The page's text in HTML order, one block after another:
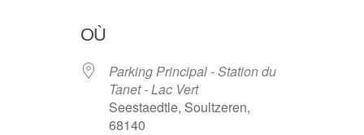
OÙ
Parking Principal - Station du
Tanet - Lac Vert
Seestaedtle, Soultzeren,
68140